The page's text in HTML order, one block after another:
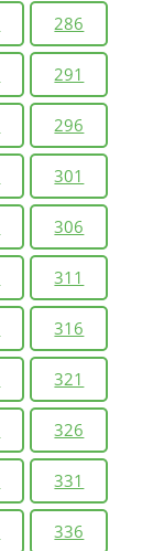
286
291
296
301
306
311
316
321
326
331
336